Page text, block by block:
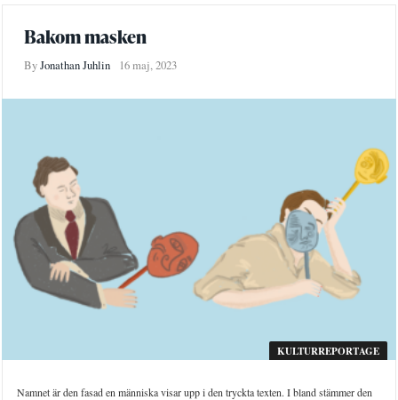
Bakom masken
ByJonathan Juhlin 16 maj, 2023
KULTURREPORTAGE
Namnet är den fasad en människa visar upp i den tryckta texten. I bland stämmer den